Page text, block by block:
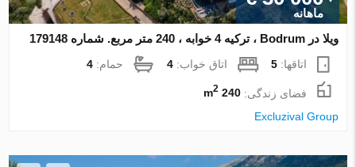
ماهانه
ویلا در Bodrum ، ترکیه 4 خوابه ، 240 متر مربع. شماره 179148
اتاقها:5 اتاق خواب:4 حمام:4
فضای زندگی:240 m
2
Excluzival Group